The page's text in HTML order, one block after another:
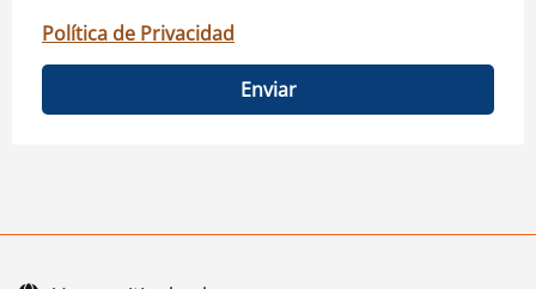
Política de Privacidad
Enviar